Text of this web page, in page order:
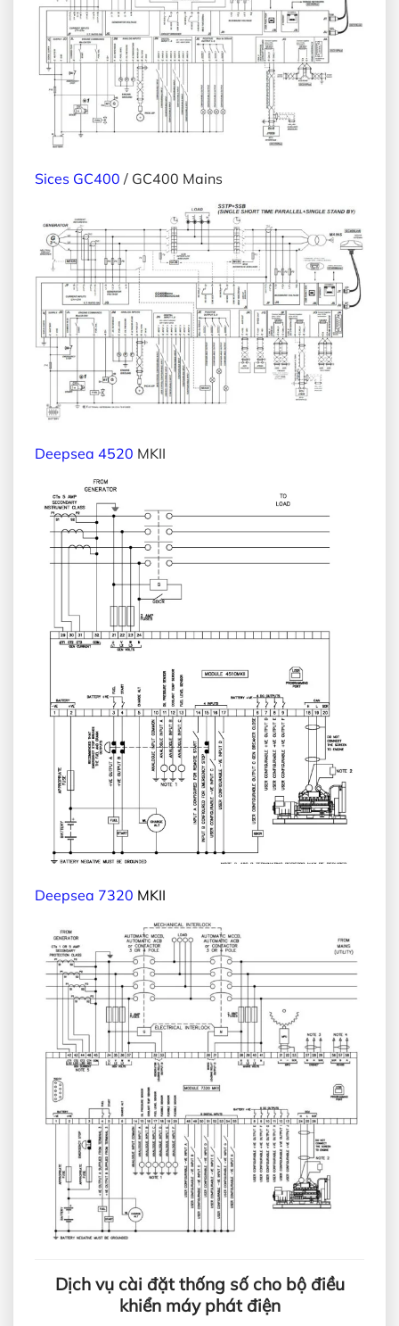
Sices GC400 / GC400 Mains
Deepsea 4520 MKII
Deepsea 7320 MKII
Dịch vụ cài đặt thống số cho bộ điều
khiển máy phát điện